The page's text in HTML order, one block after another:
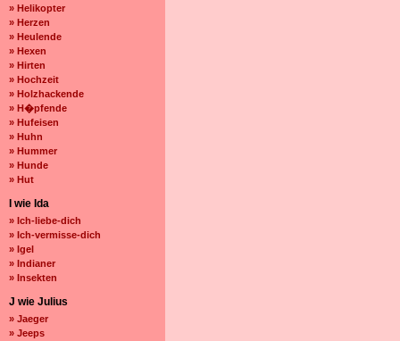
» Helikopter
» Herzen
» Heulende
» Hexen
» Hirten
» Hochzeit
» Holzhackende
» H�pfende
» Hufeisen
» Huhn
» Hummer
» Hunde
» Hut
I wie Ida
» Ich-liebe-dich
» Ich-vermisse-dich
» Igel
» Indianer
» Insekten
J wie Julius
» Jaeger
» Jeeps